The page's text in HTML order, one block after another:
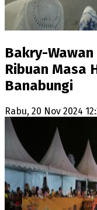
Bakry-
Ribuan Masa
Banabungi
Rabu, 20 Nov 2024